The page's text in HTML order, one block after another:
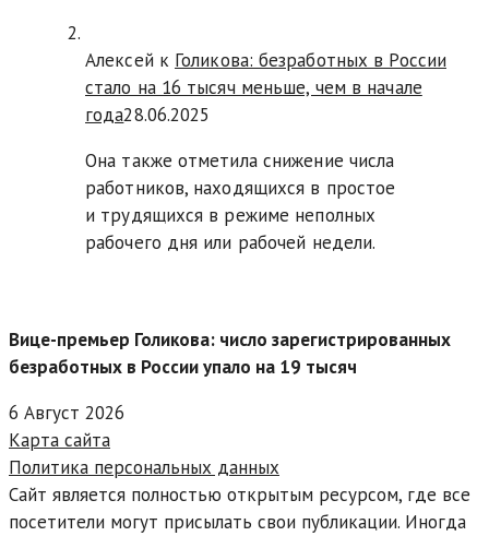
Алексей к Голикова: безработных в России
стало на 16 тысяч меньше, чем в начале
года28.06.2025
Она также отметила снижение числа
работников, находящихся в простое
и трудящихся в режиме неполных
рабочего дня или рабочей недели.
Вице-премьер Голикова: число зарегистрированных
безработных в России упало на 19 тысяч
6 Август 2026
Карта сайта
Политика персональных данных
Сайт является полностью открытым ресурсом, где все
посетители могут присылать свои публикации. Иногда